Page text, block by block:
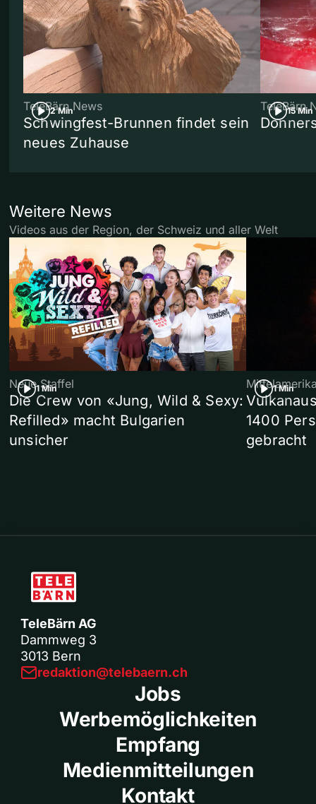
2 Min
TeleBärn News
Schwingfest-Brunnen findet sein
neues Zuhause
15 Min
TeleBärn
Weitere News
Videos aus der Region, der Schweiz und aller Welt
1 Min
Neue Staffel
Die Crew von «Jung, Wild & Sexy:
Refilled» macht Bulgarien
unsicher
1 Min
1400
gebracht
TeleBärn AG
Dammweg 3
3013 Bern
redaktion@telebaern.ch
Jobs
Werbemöglichkeiten
Empfang
Medienmitteilungen
Kontakt